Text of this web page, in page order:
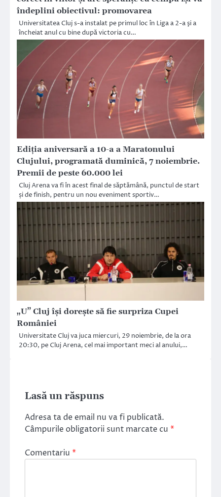
îndeplini obiectivul: promovarea
Universitatea Cluj s-a instalat pe primul loc în Liga a 2-a şi a
încheiat anul cu bine după victoria cu…
Ediția aniversară a 10-a a Maratonului
Clujului, programată duminică, 7 noiembrie.
Premii de peste 60.000 lei
Cluj Arena va fi în acest final de săptămână, punctul de start
și de finish, pentru un nou eveniment sportiv…
„U” Cluj îşi doreşte să fie surpriza Cupei
României
Universitate Cluj va juca miercuri, 29 noiembrie, de la ora
20:30, pe Cluj Arena, cel mai important meci al anului,…
Lasă un răspuns
Adresa ta de email nu va fi publicată.
Câmpurile obligatorii sunt marcate cu *
Comentariu *